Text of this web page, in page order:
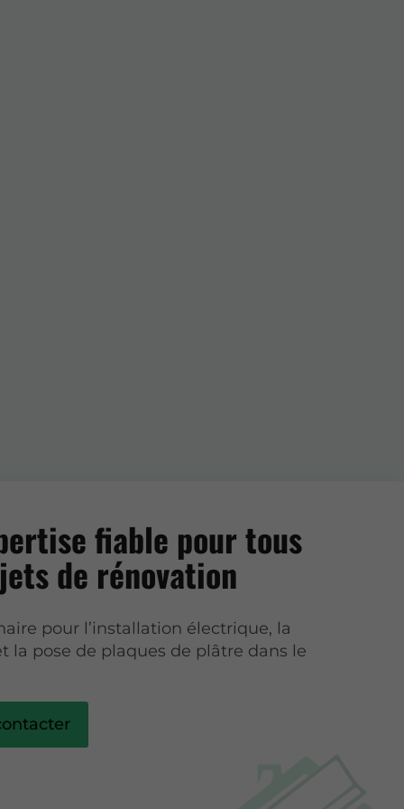
fiable pour tous
de rénovation
pour l’installation électrique, la
la pose de plaques de plâtre dans le